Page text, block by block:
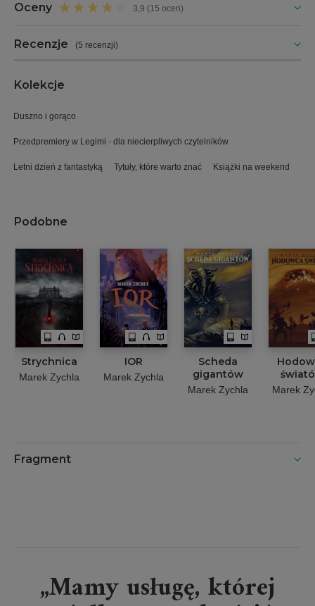
Oceny 3,9 (15 ocen)
Recenzje (5 recenzji)
Kolekcje
Duszno i gorąco
Przedpremiery w Legimi - dla niecierpliwych czytelników
Letni dzień z fantastyką Tytuły, które warto znać Książki na weekend
Podobne
Strychnica
Marek Zychla
IOR
Marek Zychla
Scheda
gigantów
Marek Zychla Marek
Fragment
„Mamy usługę, której